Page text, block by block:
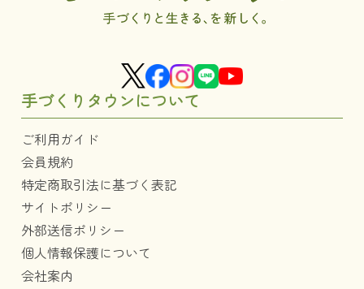
手づくりタウンについて
ご利用ガイド
会員規約
特定商取引法に基づく表記
サイトポリシー
外部送信ポリシー
個人情報保護について
会社案内